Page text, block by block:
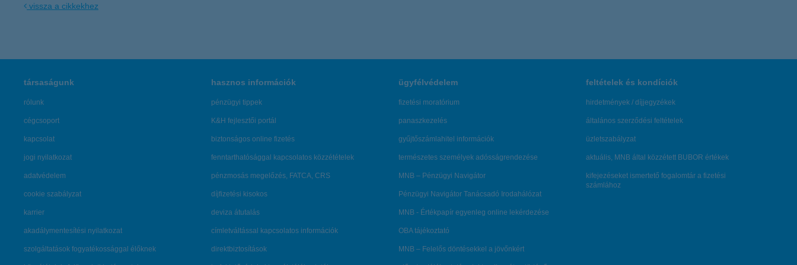
vissza a cikkekhez
társaságunk
rólunk
cégcsoport
kapcsolat
jogi nyilatkozat
adatvédelem
cookie szabályzat
karrier
akadálymentesítési nyilatkozat
szolgáltatások fogyatékossággal élőknek
hasznos információk
pénzügyi tippek
K&H fejlesztői portál
biztonságos online fizetés
fenntarthatósággal kapcsolatos közzétételek
pénzmosás megelőzés, FATCA, CRS
díjfizetési kisokos
deviza átutalás
címletváltással kapcsolatos információk
direktbiztosítások
ügyfélvédelem
fizetési moratórium
panaszkezelés
gyűjtőszámlahitel információk
természetes személyek adósságrendezése
MNB – Pénzügyi Navigátor
Pénzügyi Navigátor Tanácsadó Irodahálózat
MNB - Értékpapír egyenleg online lekérdezése
OBA tájékoztató
MNB – Felelős döntésekkel a jövőnkért
feltételek és kondíciók
hirdetmények / díjjegyzékek
általános szerződési feltételek
üzletszabályzat
aktuális, MNB által közzétett BUBOR értékek
kifejezéseket ismertető fogalomtár a fizetési
számlához